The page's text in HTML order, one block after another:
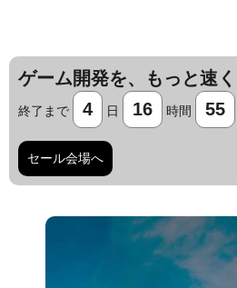
ゲーム開発を、もっと速
終了まで 4 日 16 時間 55
セール会場へ